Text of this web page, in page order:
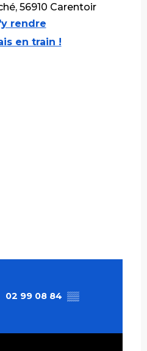
56910 Carentoir
rendre
en train !
02 99 08 84 ▒▒